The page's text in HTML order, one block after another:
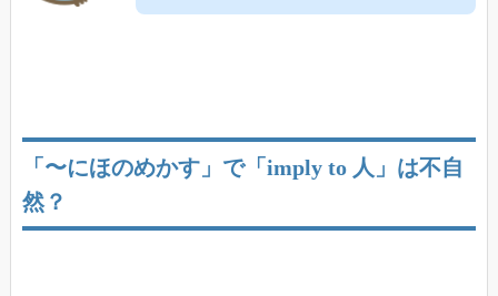
「〜にほのめかす」で「imply to 人」は不自
然？